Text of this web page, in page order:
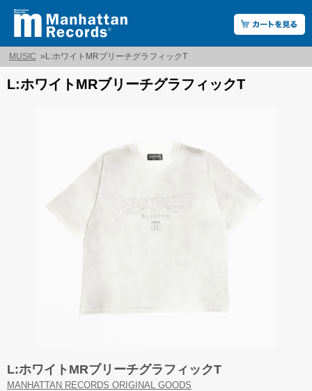
MUSIC » L:ホワイトMRブリーチグラフィックT
L:ホワイトMRブリーチグラフィックT
L:ホワイトMRブリーチグラフィックT
MANHATTAN RECORDS ORIGINAL GOODS